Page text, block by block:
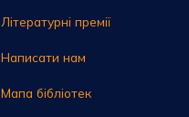
Літературні премії
Написати нам
Мапа бібліотек